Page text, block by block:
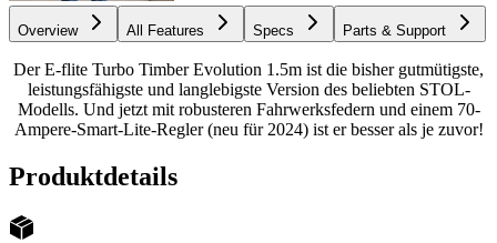
Overview All Features Specs Parts & Support
Der E-flite Turbo Timber Evolution 1.5m ist die bisher gutmütigste,
leistungsfähigste und langlebigste Version des beliebten STOL-
Modells. Und jetzt mit robusteren Fahrwerksfedern und einem 70-
Ampere-Smart-Lite-Regler (neu für 2024) ist er besser als je zuvor!
Produktdetails